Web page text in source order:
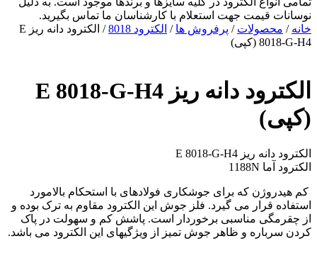
نوسانات قیمت جهت استعلام با کارشناسان ما تماس بگیرید.
خانه / محصولات / پرفروش ها / الکترود 8018
/ الکترود دانه ریز E
8018-G-H4 (کپی)
الکترود دانه ریز E 8018-G-H4
(کپی)
الکترود دانه ریز E 8018-G-H4
الکترود آما 1188N
كم‌ هيدروژن كه برای جوشكاری فولادهای با استحكام بالامورد
استفاده قرار می گيرد. فلز جوش اين الكترود مقاوم به ترک بوده و
از چقرمگی مناسبی برخوردار است. پاشش كم و سهولت در پاک
كردن سرباره و ظاهر جوش تميز از ويژگيهای اين الكترود می باشد.